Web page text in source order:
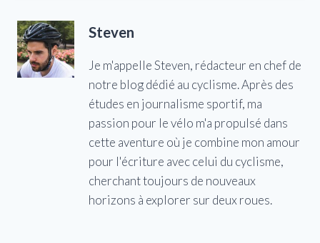
Steven
Je m'appelle Steven, rédacteur en chef de
notre blog dédié au cyclisme. Après des
études en journalisme sportif, ma
passion pour le vélo m'a propulsé dans
cette aventure où je combine mon amour
pour l'écriture avec celui du cyclisme,
cherchant toujours de nouveaux
horizons à explorer sur deux roues.